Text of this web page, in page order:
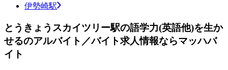
伊勢崎駅
とうきょうスカイツリー駅の語学力(英語他)を生か
せるのアルバイト／バイト求人情報ならマッハバ
イト